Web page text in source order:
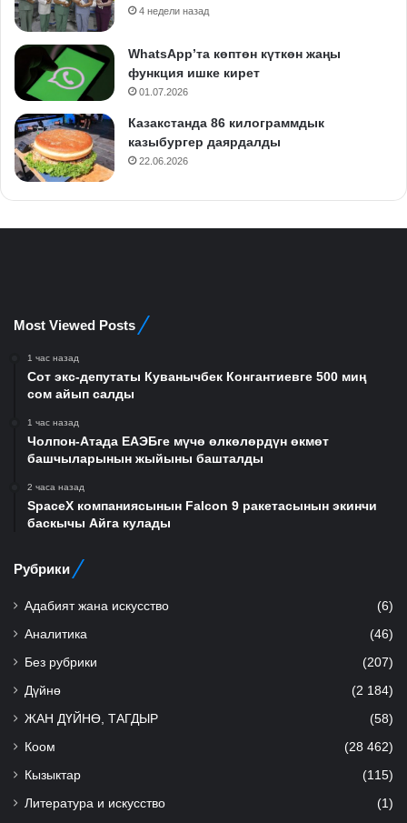
4 недели назад
WhatsApp’та көптөн күткөн жаңы
функция ишке кирет
01.07.2026
Казакстанда 86 килограммдык
казыбургер даярдалды
22.06.2026
Most Viewed Posts
1 час назад
Сот экс-депутаты Куванычбек Конгантиевге 500 миң
сом айып салды
1 час назад
Чолпон-Атада ЕАЭБге мүчө өлкөлөрдүн өкмөт
башчыларынын жыйыны башталды
2 часа назад
SpaceX компаниясынын Falcon 9 ракетасынын экинчи
баскычы Айга кулады
Рубрики
Адабият жана искусство (6)
Аналитика (46)
Без рубрики (207)
Дүйнө (2 184)
ЖАН ДҮЙНӨ, ТАГДЫР (58)
Коом (28 462)
Кызыктар (115)
Литература и искусство (1)